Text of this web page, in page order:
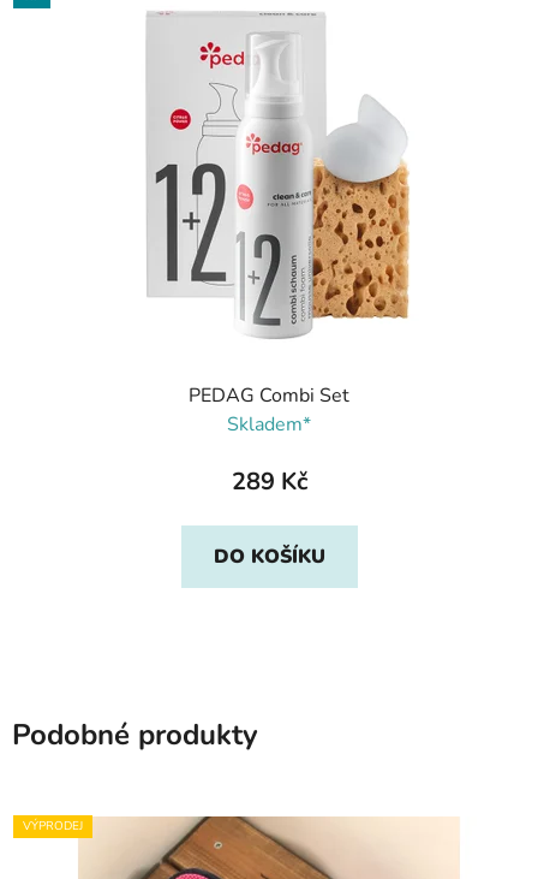
PEDAG Combi Set
Skladem*
289 Kč
DO KOŠÍKU
Podobné produkty
VÝPRODEJ